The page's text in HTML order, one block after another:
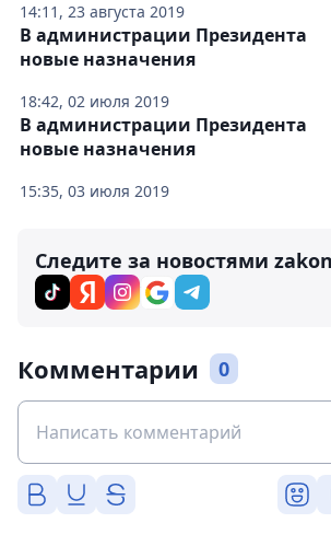
14:11, 23 августа 2019
18:42, 02 июля 2019
В администрации Президента
новые назначения
15:35, 03 июля 2019
В администрации Президента
новые назначения
Следите за новостями
Комментарии 0